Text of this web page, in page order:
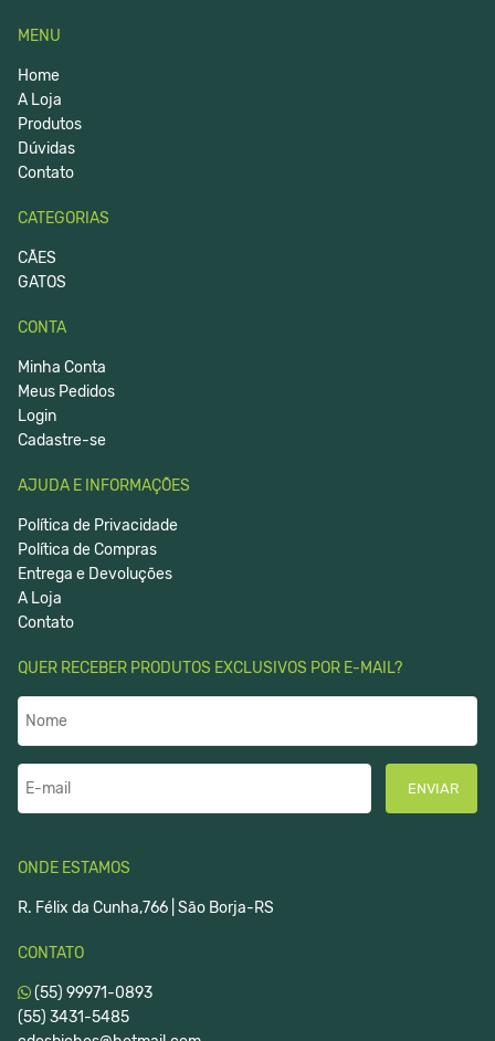
MENU
Home
A Loja
Produtos
Dúvidas
Contato
CATEGORIAS
CÃES
GATOS
CONTA
Minha Conta
Meus Pedidos
Login
Cadastre-se
AJUDA E INFORMAÇÕES
Política de Privacidade
Política de Compras
Entrega e Devoluções
A Loja
Contato
QUER RECEBER PRODUTOS EXCLUSIVOS POR E-MAIL?
ENVIAR
ONDE ESTAMOS
R. Félix da Cunha,766 | São Borja-RS
CONTATO
(55) 99971-0893
(55) 3431-5485